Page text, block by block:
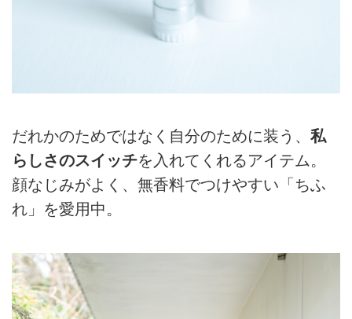
だれかのためではなく自分のために装う、 私
らしさのスイッチを入れてくれるアイテム。
顔なじみがよく、無香料でつけやすい「ちふ
れ」を愛用中。